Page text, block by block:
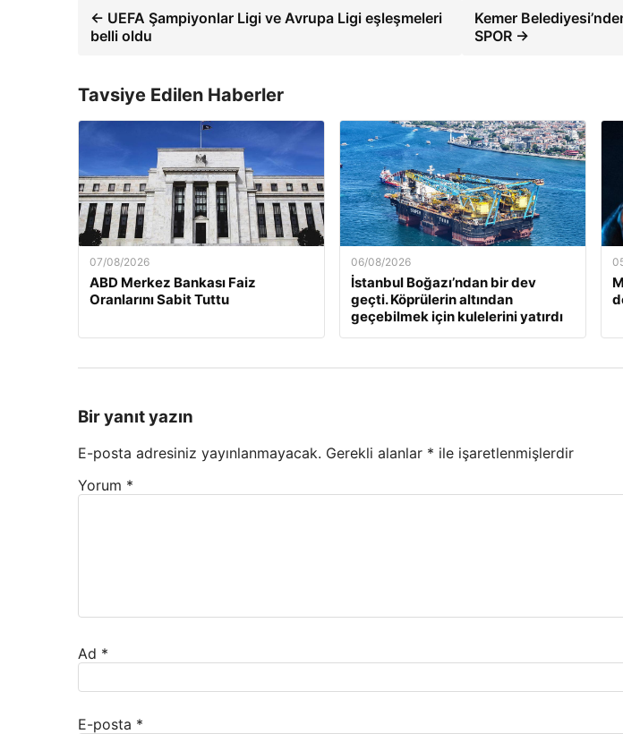
← UEFA Şampiyonlar Ligi ve Avrupa Ligi eşleşmeleri
belli oldu
Kemer
SPOR →
Tavsiye Edilen Haberler
07/08/2026
ABD Merkez Bankası Faiz
Oranlarını Sabit Tuttu
06/08/2026
İstanbul Boğazı’ndan bir dev
geçti. Köprülerin altından
geçebilmek için kulelerini yatırdı
Bir yanıt yazın
E-posta adresiniz yayınlanmayacak. Gerekli alanlar * ile işaretlenmişlerdir
Yorum *
Ad *
E-posta *